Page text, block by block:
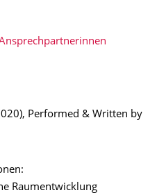
Performed & Written by
Raumentwicklung